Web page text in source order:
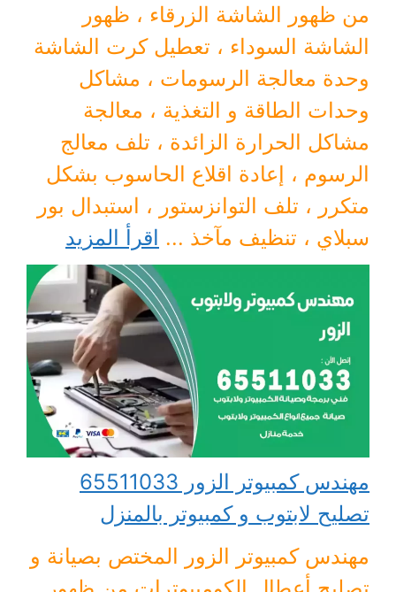
من ظهور الشاشة الزرقاء ، ظهور
الشاشة السوداء ، تعطيل كرت الشاشة
وحدة معالجة الرسومات ، مشاكل
وحدات الطاقة و التغذية ، معالجة
مشاكل الحرارة الزائدة ، تلف معالج
الرسوم ، إعادة اقلاع الحاسوب بشكل
متكرر ، تلف التوانزستور ، استبدال بور
سبلاي ، تنظيف مآخذ ... اقرأ المزيد
مهندس كمبيوتر الزور 65511033
تصليح لابتوب و كمبيوتر بالمنزل
مهندس كمبيوتر الزور المختص بصيانة و